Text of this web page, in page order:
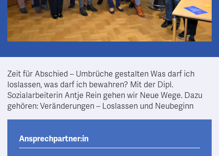
Zeit für Abschied – Umbrüche gestalten Was darf ich
loslassen, was darf ich bewahren? Mit der Dipl.
Sozialarbeiterin Antje Rein gehen wir Neue Wege. Dazu
gehören: Veränderungen – Loslassen und Neubeginn
Ansprechpartner:in